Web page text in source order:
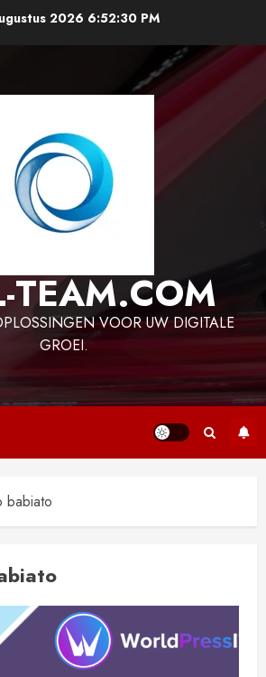
2026 6:52:30 PM
TEAM.COM
VOOR UW DIGITALE
GROEI.
babiato